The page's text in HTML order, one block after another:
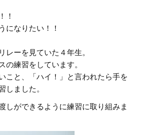
！
になりたい！！
レーを見ていた４年生。
の練習をしています。
こと、「ハイ！」と言われたら手を
しました。
しができるように練習に取り組みま